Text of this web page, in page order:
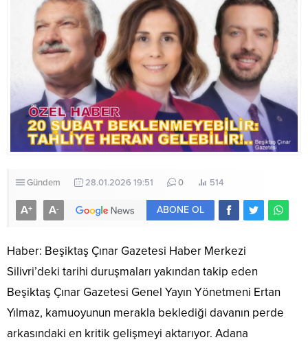
Gündem 28.01.2026 19:51 0 514
A+ A- ABONE OL
Haber: Beşiktaş Çınar Gazetesi Haber Merkezi
​Silivri’deki tarihi duruşmaları yakından takip eden
Beşiktaş Çınar Gazetesi Genel Yayın Yönetmeni Ertan
Yılmaz, kamuoyunun merakla beklediği davanın perde
arkasındaki en kritik gelişmeyi aktarıyor. Adana